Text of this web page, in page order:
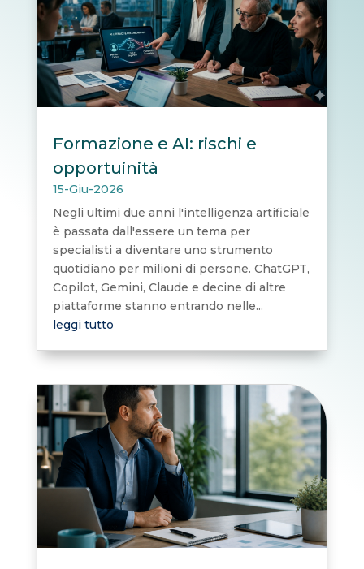
Formazione e AI: rischi e
opportuinità
15-Giu-2026
Negli ultimi due anni l'intelligenza artificiale
è passata dall'essere un tema per
specialisti a diventare uno strumento
quotidiano per milioni di persone. ChatGPT,
Copilot, Gemini, Claude e decine di altre
piattaforme stanno entrando nelle...
leggi tutto